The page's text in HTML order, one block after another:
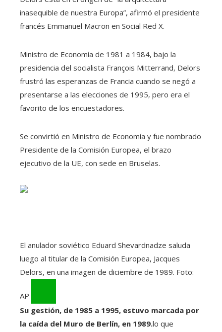
inasequible de nuestra Europa”, afirmó el presidente
francés Emmanuel Macron en Social Red X.
Ministro de Economía de 1981 a 1984, bajo la
presidencia del socialista François Mitterrand, Delors
frustró las esperanzas de Francia cuando se negó a
presentarse a las elecciones de 1995, pero era el
favorito de los encuestadores.
Se convirtió en Ministro de Economía y fue nombrado
Presidente de la Comisión Europea, el brazo
ejecutivo de la UE, con sede en Bruselas.
El anulador soviético Eduard Shevardnadze saluda
luego al titular de la Comisión Europea, Jacques
Delors, en una imagen de diciembre de 1989. Foto:
AP
Su gestión, de 1985 a 1995, estuvo marcada por
la caída del Muro de Berlín, en 1989.lo que